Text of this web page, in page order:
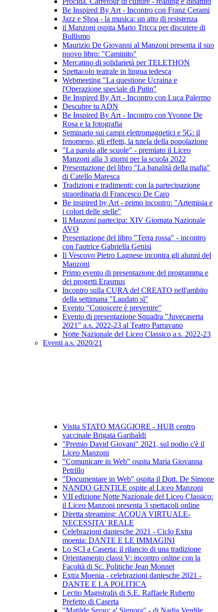
Be Inspired By Art - Incontro con Franz Cerami
Jazz e Shoa - la musica: un atto di resistenza
il Manzoni ospita Mario Tricca per discutere di
Bullismo
Maurizio De Giovanni al Manzoni presenta il suo
nuovo libro: "Caminito"
Mercatino di solidarietà per TELETHON
Spettacolo teatrale in lingua tedesca
Webmeeting "La questione Ucraina e
l'Operazione speciale di Putin"
Be Inspired By Art - Incontro con Luca Palermo
Descubre tu ADN
Be Inspired By Art - Incontro con Yvonne De
Rosa e la fotografia
Seminario sui campi elettromagnetici e 5G: il
fenomeno, gli effetti, la tutela della popolazione
"La parola alle scuole" - premiato il Liceo
Manzoni alla 3 giorni per la scuola 2022
Presentazione del libro "La banalità della mafia"
di Catello Maresca
Tradizioni e tradimenti: con la partecipazione
straordinaria di Francesco De Caro
Be inspired by Art - primo incontro: "Artemisia e
i colori delle stelle"
Il Manzoni partecipa: XIV Giornata Nazionale
AVO
Presentazione del libro "Terra rossa" - incontro
con l'autrice Gabriella Genisi
Il Vescovo Pietro Lagnese incontra gli alunni del
Manzoni
Primo evento di presentazione del programma e
dei progetti Erasmus
Incontro sulla CURA del CREATO nell'ambito
della settimana "Laudato sì"
Evento "Conoscere è prevenire"
Evento di presentazione Squadra "Juvecaserta
2021" a.s. 2022-23 al Teatro Parravano
Notte Nazionale del Liceo Classico a.s. 2022-23
Eventi a.s. 2020/21
Visita STATO MAGGIORE - HUB centro
vaccinale Brigata Garibaldi
"Premio David Giovani" 2021, sul podio c'è il
Liceo Manzoni
"Comunicare in Web" ospita Maria Giovanna
Petrillo
"Documentare in Web" ospita il Dott. De Simone
NANDO GENTILE ospite al Liceo Manzoni
VII edizione Notte Nazionale del Liceo Classico:
il Liceo Manzoni presenta 3 spettacoli online
Diretta streaming: ACQUA VIRTUALE-
NECESSITA' REALE
Celebrazioni dantesche 2021 - Ciclo Extra
moenia: DANTE E LE IMMAGINI
Lo SCI a Caserta: il rilancio di una tradizione
Orientamento classi V: incontro online con la
Facoltà di Sc. Politiche Jean Monnet
Extra Moenia - celebrazioni dantesche 2021 -
DANTE E LA POLITICA
Lectio Magistralis di S.E. Raffaele Ruberto
Prefetto di Caserta